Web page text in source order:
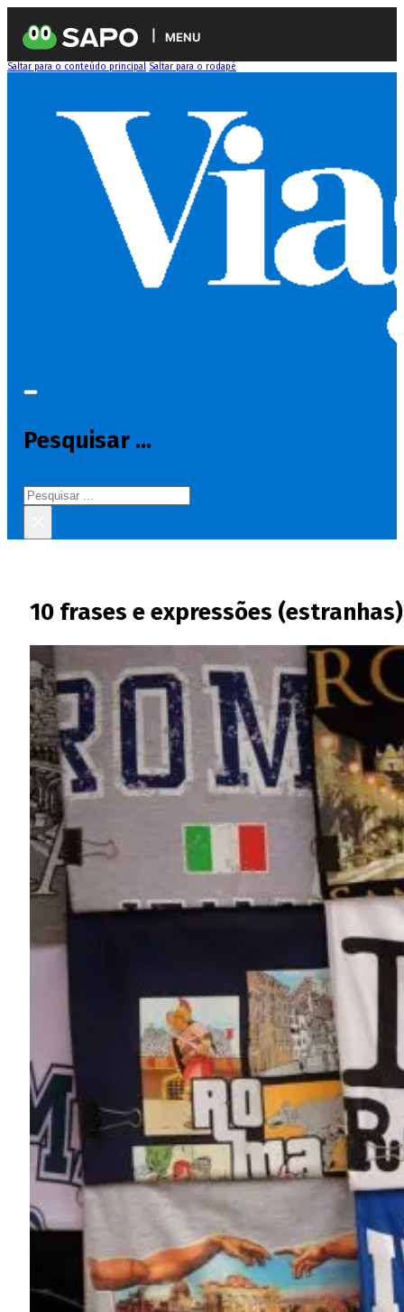
MENU
Saltar para o conteúdo principal Saltar para o rodapé
Pesquisar ...
Pesquisar
10 frases e expressões